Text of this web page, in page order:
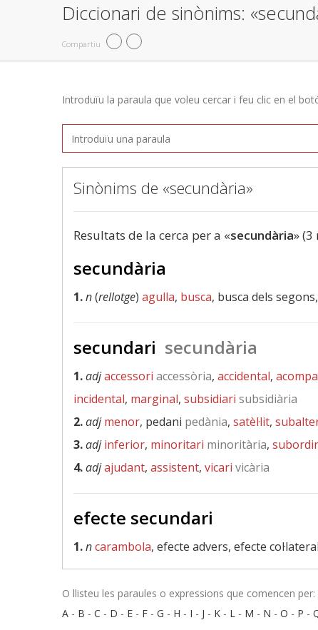
Diccionari de sinònims:
Compartiu
Introduïu la paraula que voleu cercar i feu clic en el
Sinònims de «secundària»
Resultats de la cerca per a «secundària» (3
secundària
1.n(rellotge) agulla, busca, busca dels segons,
secundari secundària
1.adjaccessori accessòria, accidental,
incidental, marginal, subsidiari subsidiària
2.adj menor, pedani pedània, satèl·lit,
3.adj inferior, minoritari minoritària,
4.adjajudant, assistent, vicari vicària
efecte secundari
1.ncarambola, efecte advers, efecte
O llisteu les paraules o expressions que comencen per:
A - B - C - D - E - F - G - H - I - J - K - L - M - N - O - P -